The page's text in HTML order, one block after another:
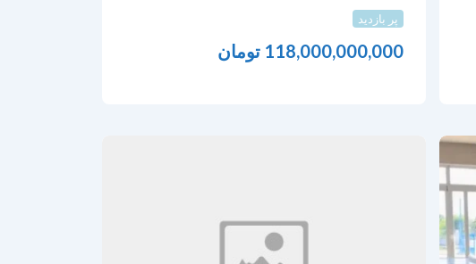
پر بازدید
118,000,000,000 تومان